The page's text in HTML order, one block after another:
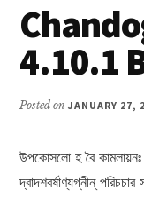
4.10.1
Posted onJANUARY 27,
উপকোসলো হ বৈ কামলায়নঃ
দ্বাদশবর্ষাণ্যগ্নীন্